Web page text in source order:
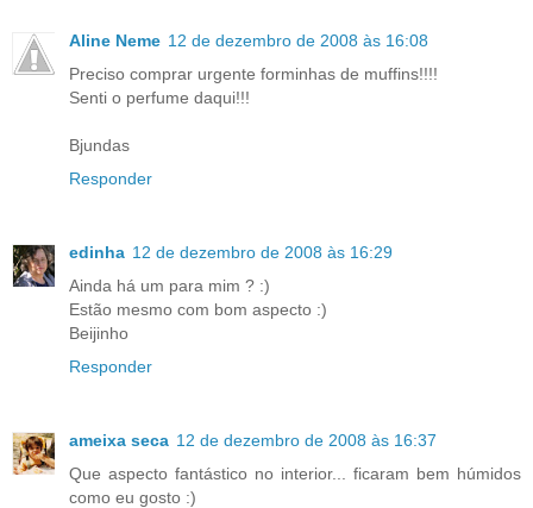
Aline Neme 12 de dezembro de 2008 às 16:08
Preciso comprar urgente forminhas de muffins!!!!
Senti o perfume daqui!!!
Bjundas
Responder
edinha 12 de dezembro de 2008 às 16:29
Ainda há um para mim ? :)
Estão mesmo com bom aspecto :)
Beijinho
Responder
ameixa seca 12 de dezembro de 2008 às 16:37
Que aspecto fantástico no interior... ficaram bem húmidos
como eu gosto :)